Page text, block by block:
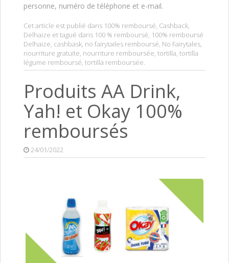
personne, numéro de téléphone et e-mail.
Cet article est publié dans 100% remboursé, Cashback,
Delhaize et tagué dans 100 % remboursé, 100% remboursé
Delhaize, cashbask, no fairytailes remboursé, No Fairytales,
nourriture gratuite, nourriture remboursée, tortilla, tortilla
légume remboursé, tortilla remboursée.
Produits AA Drink,
Yah! et Okay 100%
remboursés
24/01/2022